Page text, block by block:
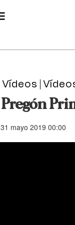
Vídeos
Pregón
31 mayo 2019 00:00